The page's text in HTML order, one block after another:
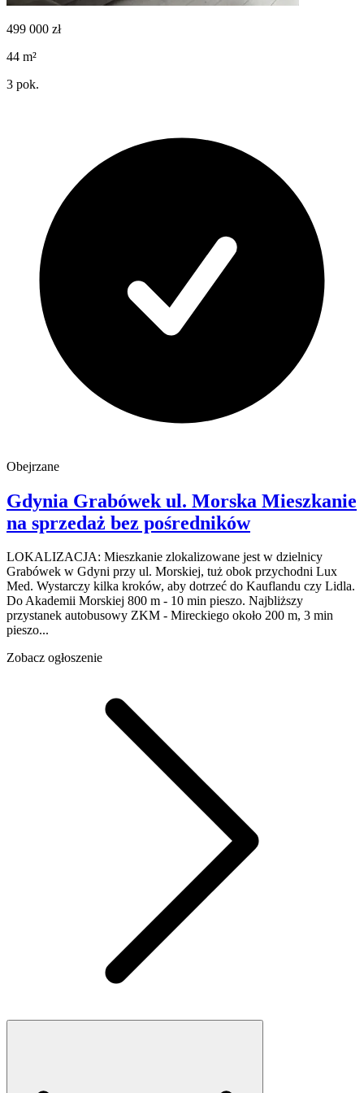
499 000 zł
44 m²
3 pok.
Obejrzane
Gdynia Grabówek ul. Morska Mieszkanie
na sprzedaż bez pośredników
LOKALIZACJA: Mieszkanie zlokalizowane jest w dzielnicy
Grabówek w Gdyni przy ul. Morskiej, tuż obok przychodni Lux
Med. Wystarczy kilka kroków, aby dotrzeć do Kauflandu czy Lidla.
Do Akademii Morskiej 800 m - 10 min pieszo. Najbliższy
przystanek autobusowy ZKM - Mireckiego około 200 m, 3 min
pieszo...
Zobacz ogłoszenie